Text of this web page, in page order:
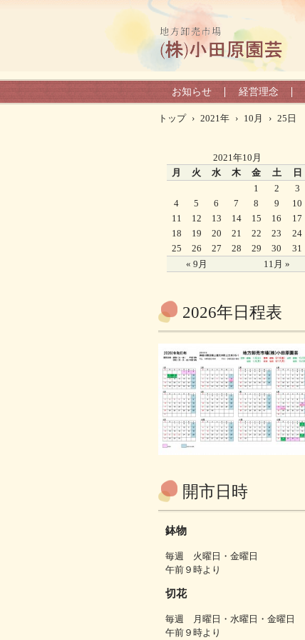
お知らせ 経営理念
トップ › 2021年 › 10月 › 25日
2021年10月
月
火 水 木 金 土 日
« 9月 11月 »
1 2
3
4
5 6 7 8 9
10
11
12 13 14 15 16
17
18
19 20 21 22 23
24
25
26 27 28 29 30 31
2026年日程表
開市日時
鉢物
毎週 火曜日・金曜日
午前９時より
切花
毎週 月曜日・水曜日・金曜日
午前９時より